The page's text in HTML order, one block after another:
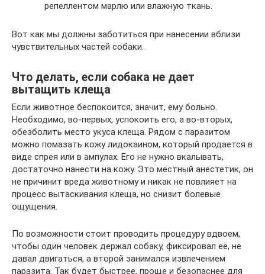
репеллентом марлю или влажную ткань.
Вот как мы должны заботиться при нанесении вблизи
чувствительных частей собаки.
Что делать, если собака не дает
вытащить клеща
Если животное беспокоится, значит, ему больно.
Необходимо, во-первых, успокоить его, а во-вторых,
обезболить место укуса клеща. Рядом с паразитом
можно помазать кожу лидокаином, который продается в
виде спрея или в ампулах. Его не нужно вкалывать,
достаточно нанести на кожу. Это местный анестетик, он
не причинит вреда животному и никак не повлияет на
процесс вытаскивания клеща, но снизит болевые
ощущения.
По возможности стоит проводить процедуру вдвоем,
чтобы один человек держал собаку, фиксировал её, не
давал двигаться, а второй занимался извлечением
паразита. Так будет быстрее, проще и безопаснее для